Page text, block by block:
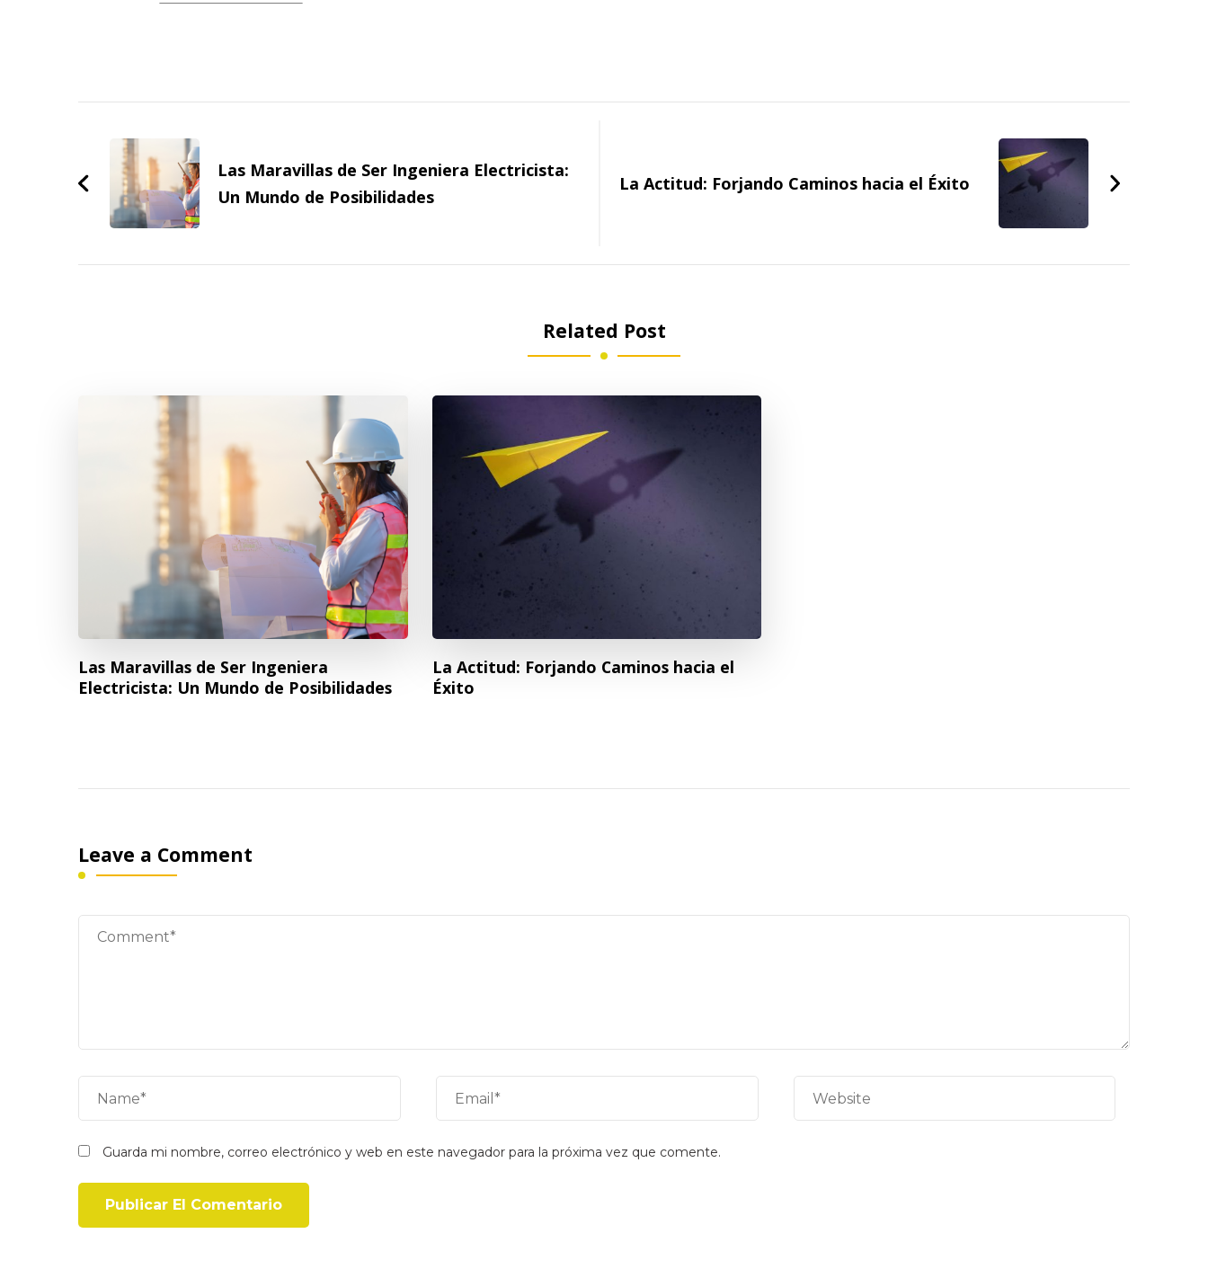
Navigation Las Maravillas de Ser Ingeniera Electricista:
Un Mundo de Posibilidades
La Actitud: Forjando Caminos hacia el Éxito
Related Post
Las Maravillas de Ser Ingeniera
Electricista: Un Mundo de Posibilidades
La Actitud: Forjando Caminos hacia el
Éxito
Leave a Comment
Guarda mi nombre, correo electrónico y web en este navegador para la próxima vez que comente.